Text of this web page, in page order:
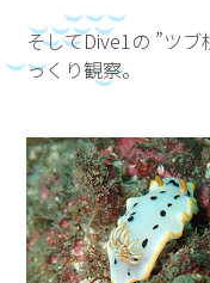
そしてDive1の ”ツ
っくり観察。